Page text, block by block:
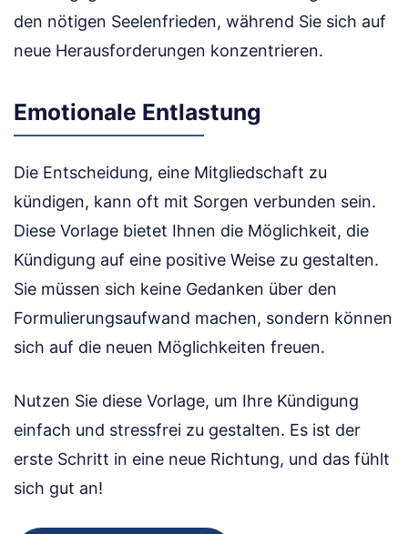
den nötigen Seelenfrieden, während Sie sich auf
neue Herausforderungen konzentrieren.
Emotionale Entlastung
Die Entscheidung, eine Mitgliedschaft zu
kündigen, kann oft mit Sorgen verbunden sein.
Diese Vorlage bietet Ihnen die Möglichkeit, die
Kündigung auf eine positive Weise zu gestalten.
Sie müssen sich keine Gedanken über den
Formulierungsaufwand machen, sondern können
sich auf die neuen Möglichkeiten freuen.
Nutzen Sie diese Vorlage, um Ihre Kündigung
einfach und stressfrei zu gestalten. Es ist der
erste Schritt in eine neue Richtung, und das fühlt
sich gut an!